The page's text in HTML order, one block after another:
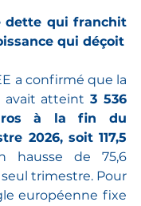
dette qui franchit
qui déçoit
a confirmé que la
avait atteint 3 536
à la fin du
2026, soit 117,5
hausse de 75,6
trimestre. Pour
européenne fixe